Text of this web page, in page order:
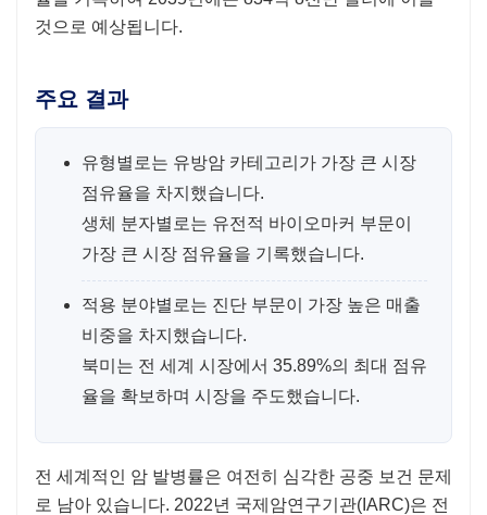
것으로 예상됩니다.
주요 결과
유형별로는 유방암 카테고리가 가장 큰 시장
점유율을 차지했습니다.
생체 분자별로는 유전적 바이오마커 부문이
가장 큰 시장 점유율을 기록했습니다.
적용 분야별로는 진단 부문이 가장 높은 매출
비중을 차지했습니다.
북미는 전 세계 시장에서 35.89%의 최대 점유
율을 확보하며 시장을 주도했습니다.
전 세계적인 암 발병률은 여전히 ​​심각한 공중 보건 문제
로 남아 있습니다. 2022년 국제암연구기관(IARC)은 전